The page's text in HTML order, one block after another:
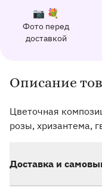
Почему выбирают
К каждому
Фото перед
доставкой
📷 💐
Качественный
162 отзыва с
Информация о
Описание
Цветочная
розы, хризантема,
Доставка и